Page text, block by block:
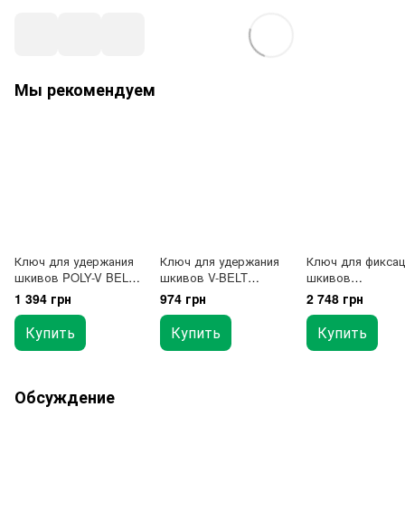
Мы рекомендуем
Ключ для удержания
шкивов POLY-V BELT
TOPTUL JDAG1437
1 394 грн
Купить
Ключ для удержания
шкивов V-BELT
TOPTUL JDAF1437
974 грн
Купить
Ключ для
шкивов
универсальный
TOPTUL
2 748 грн
Купить
Обсуждение